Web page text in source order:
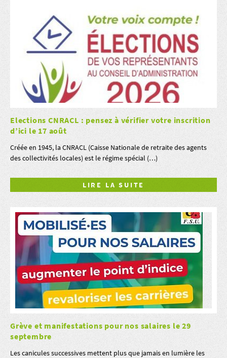
Elections CNRACL : pensez à vérifier votre inscrition
d’ici le 17 août
Créée en 1945, la CNRACL (Caisse Nationale de retraite des agents
des collectivités locales) est le régime spécial (…)
LIRE LA SUITE
Grève et manifestations pour nos salaires le 29
septembre
Les canicules successives mettent plus que jamais en lumière les